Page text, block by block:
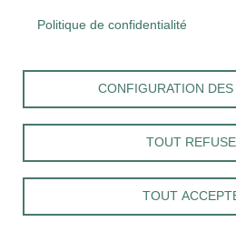
Politique de confidentialité
CONFIGURATION
TOUT
TOUT
mercredi, samedi : 9h-12h
Menu
de
Accueil
Mentions légales
Accessibilité : Non conforme
Cookies
Contact